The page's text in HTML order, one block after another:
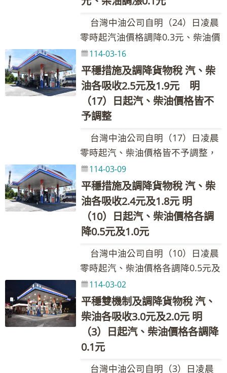
務詢問請洽本公司1912客服專線
87258125、0921-855-697 Email：
205311@cpc.com.tw 新聞聯絡
人：黃如妤組長 聯絡電話：02-
87258548、0932-205-375 Email：
089222@cpc.com.tw 其他相關業
務詢問請洽本公司1912客服專線
價 平穩措施 合計 汽油 2.2 1.4 0.1
3.7 柴油 1.6 1.1 0.1 2.8 本週依
油價公式及政府調降貨物稅(汽、柴
油每公升各共2元及1.5元)調整國內
油價，並持續以亞鄰國家最低價及
平穩措施運作，協助穩定國內油
價，汽、柴油各應調整1.5元及1.2
元均由台灣中油吸收，114年累計
至3月底止，台灣中油共吸收約
35.61億元。調價後各式油品參考零
售價格調幅及調整金額如附表，實
際零售價格以各營業點公告為準。
(亞鄰油價資訊請參考全球資訊網
https://www.cpc.com.tw產品與服
務--產品價格與資訊--亞鄰各國比較
表) 台灣中油股份有限公司 發言
人：林珂如發言人 聯絡電話：02-
87258125、0921-855-697 Email：
205311@cpc.com.tw 新聞聯絡
人：黃如妤組長 聯絡電話：02-
87258548、0932-205-375 Email：
089222@cpc.com.tw 其他相關業
務詢問請洽本公司1912客服專線
87258548、0932-205-375 Email：
089222@cpc.com.tw 其他相關業
務詢問請洽本公司1912客服專線
式計算，工業用戶平均售價仍遠低
於目前成本，應適度調整其氣價以
反映部分氣源成本。4月份工業用戶
氣價平均調漲3%，調整後仍低於成
本，其他未調足部分持續由台灣中
油吸收。 台灣中油股份有限公司 發
言人：林珂如發言人 聯絡電話：
Email：205311@cpc.com.tw 新聞
聯絡人：黃如妤組長 聯絡電話：
02-87258548、0932-205-375
Email：089222@cpc.com.tw 其他
相關業務詢問請洽本公司1912客服
專線
各吸收1.6元及1.2元。 台灣中油
表示，本週因美國能源資訊管理局
(EIA)公布美國商用原油庫存下降，
導致國際油價上漲。浮動油價調整
原則調價指標7D3B週均價上漲1.99
美元，新臺幣兌美元匯率貶值0.076
元，漲幅為2.38%。按浮動油價機
制調整原則，汽、柴油應調價格與
應各調漲1.4元及1.1元，惟為維持
價格低於亞洲鄰近國家(日、韓、
港、星) ，汽、柴油各吸收1.5元及
1.1元，吸收後95無鉛汽油超出30
元，啟動油價平穩措施，第一階段
吸收25%調幅四捨五入，汽、柴油
每公升各吸收0.1元，平穩雙機制啟
元，國內汽、柴油實際每公升價格
各調降0.2元及0.1元。吸收金額如
下表： 吸收金額／每公升 政府調降
貨物稅 維持亞鄰國家最低價 平穩措
施 合計 汽油 2.2 1.5 0.1 3.8 柴油
1.6 1.1 0.1 2.8 本週依油價公式
及政府調降貨物稅(汽、柴油每公升
各共2元及1.5元)調整國內油價，並
台灣中油公司自明（24）日凌晨
零時起汽油價格調降0.3元、柴油價
格調漲0.1元，參考零售價格分別為
92無鉛汽油每公升28.9元、95無鉛
汽油每公升30.4元、98無鉛汽油每
公升32.4元、超級柴油每公升28.0
元。本週因平穩雙機制啟動，汽、
柴油各吸收0.9元及0.5元。 台灣
中油表示，本週受中東地緣政治局
勢再趨緊繃影響，導致國際油價上
漲。浮動油價調整原則調價指標
7D3B週均價上漲1.27美元，新臺幣
兌美元匯率貶值0.072元，漲幅為
1.60%。按浮動油價機制調整原
則，汽、柴油應調價格與本週參考
0.6元，惟為維持價格低於亞洲鄰近
國家(日、韓、港、星) ，汽、柴油
各吸收0.7元及0.3元，吸收後95無
鉛汽油超出30元，啟動油價平穩措
施，第一階段吸收25%調幅四捨五
入，汽、柴油每公升各吸收0.2元，
平穩雙機制啟動，汽、柴油各共吸
平穩措施及調降貨物稅 汽、柴
油各吸收2.5元及1.9元 明
（17）日起汽、柴油價格皆不
予調整
114-03-16
台灣中油公司自明（17）日凌晨
零時起汽、柴油價格皆不予調整，
參考零售價格分別為92無鉛汽油每
公升29.2元、95無鉛汽油每公升
30.7元、98無鉛汽油每公升32.7
元、超級柴油每公升27.9元。本週
因平穩措施啟動，汽、柴油各吸收
0.3元。 台灣中油表示，本週國
際油價下跌，浮動油價調整原則調
價指標7D3B週均價下跌0.03美元，
新臺幣兌美元匯率貶值0.069元，漲
幅為0.13%。按浮動油價機制調整
原則，汽、柴油應調價格與本週參
考零售價格相比，汽、柴油應各調
漲0.3元，已低於亞洲鄰近國家
平穩措施及調降貨物稅 汽、柴
油各吸收2.4元及1.8元 明
（10）日起汽、柴油價格各調
降0.5元及1.0元
114-03-09
台灣中油公司自明（10）日凌晨
零時起汽、柴油價格各調降0.5元及
1.0元，參考零售價格分別為92無鉛
汽油每公升29.2元、95無鉛汽油每
公升30.7元、98無鉛汽油每公升
32.7元、超級柴油每公升27.9元。
本週因平穩措施啟動，汽、柴油各
吸收0.2元。 台灣中油表示，本
週國際油價下跌，浮動油價調整原
平穩雙機制及調降貨物稅 汽、
柴油各吸收3.0元及2.0元 明
（3）日起汽、柴油價格各調降
0.1元
114-03-02
台灣中油公司自明（3）日凌晨